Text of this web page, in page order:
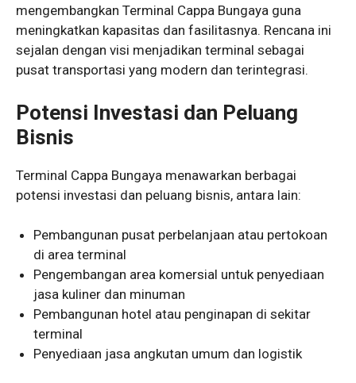
mengembangkan Terminal Cappa Bungaya guna
meningkatkan kapasitas dan fasilitasnya. Rencana ini
sejalan dengan visi menjadikan terminal sebagai
pusat transportasi yang modern dan terintegrasi.
Potensi Investasi dan Peluang
Bisnis
Terminal Cappa Bungaya menawarkan berbagai
potensi investasi dan peluang bisnis, antara lain:
Pembangunan pusat perbelanjaan atau pertokoan
di area terminal
Pengembangan area komersial untuk penyediaan
jasa kuliner dan minuman
Pembangunan hotel atau penginapan di sekitar
terminal
Penyediaan jasa angkutan umum dan logistik